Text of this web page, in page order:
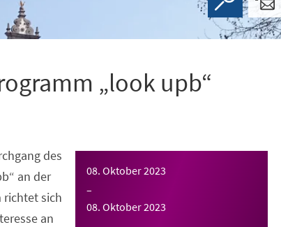
„look upb“
08. Oktober 2023
–
08. Oktober 2023
des
an der
richtet sich
an